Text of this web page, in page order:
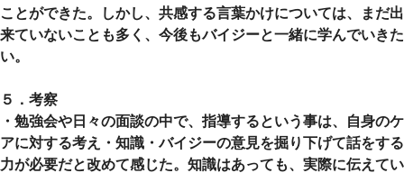
ことができた。しかし、共感する言葉かけについては、まだ出
来ていないことも多く、今後もバイジーと一緒に学んでいきた
い。
５．考察
・勉強会や日々の面談の中で、指導するという事は、自身のケ
アに対する考え・知識・バイジーの意見を掘り下げて話をする
力が必要だと改めて感じた。知識はあっても、実際に伝えてい